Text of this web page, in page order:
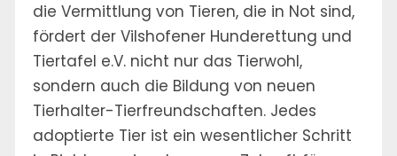
die Vermittlung von Tieren, die in Not sind,
fördert der Vilshofener Hunderettung und
Tiertafel e.V. nicht nur das Tierwohl,
sondern auch die Bildung von neuen
Tierhalter-Tierfreundschaften. Jedes
adoptierte Tier ist ein wesentlicher Schritt